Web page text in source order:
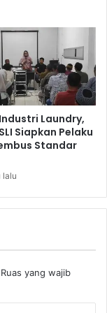
Laundry,
Siapkan Pelaku
Standar
lalu
Ruas yang wajib